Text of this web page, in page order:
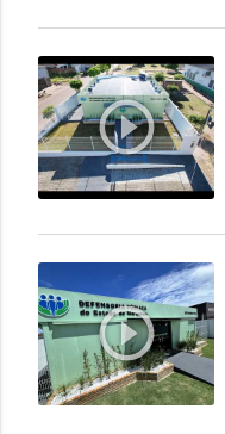
play_circle_outline
play_circle_outline